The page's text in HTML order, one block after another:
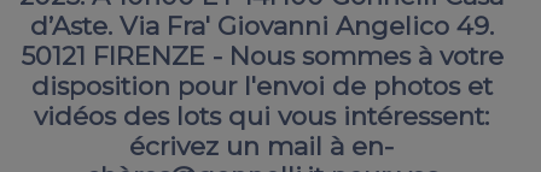
d’Aste. Via Fra' Giovanni Angelico 49.
50121 FIRENZE - Nous sommes à votre
disposition pour l'envoi de photos et
vidéos des lots qui vous intéressent:
écrivez un mail à en-